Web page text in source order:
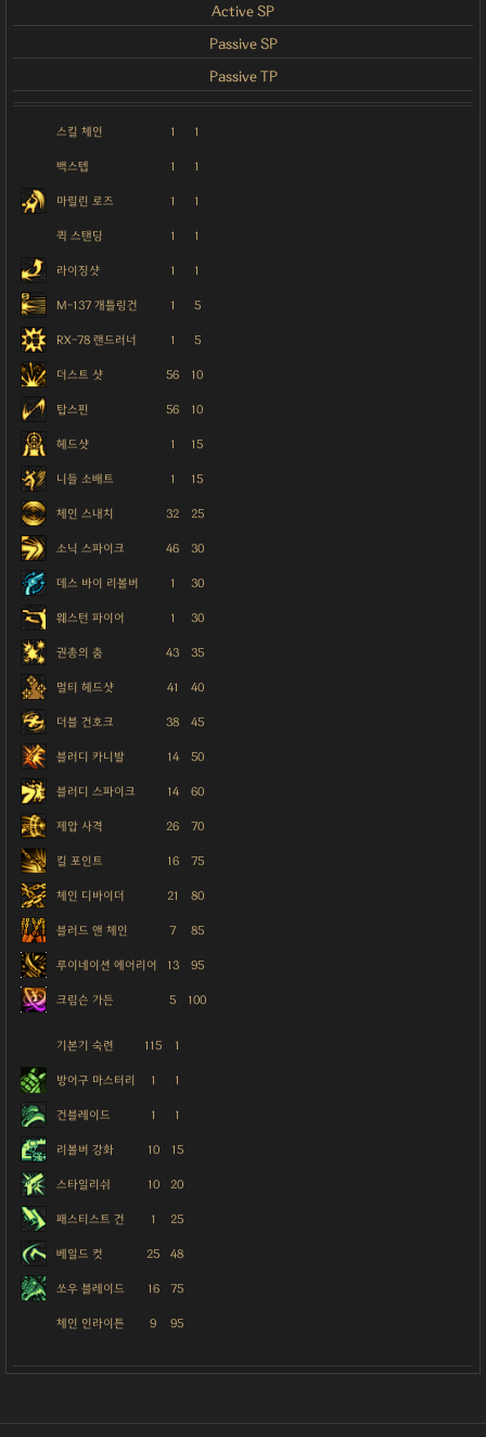
Active SP
Passive SP
Passive TP
스킬 체인 1 1
백스텝 1 1
마릴린 로즈 1 1
퀵 스탠딩 1 1
라이징샷 1 1
M-137 개틀링건 1 5
RX-78 랜드러너 1 5
더스트 샷 56 10
탑스핀 56 10
헤드샷 1 15
니들 소배트 1 15
체인 스내치 32 25
소닉 스파이크 46 30
데스 바이 리볼버 1 30
웨스턴 파이어 1 30
권총의 춤 43 35
멀티 헤드샷 41 40
더블 건호크 38 45
블러디 카니발 14 50
블러디 스파이크 14 60
제압 사격 26 70
킬 포인트 16 75
체인 디바이더 21 80
블러드 앤 체인 7 85
루이네이션 에어리어 13 95
크림슨 가든 5 100
기본기 숙련 115 1
방어구 마스터리 1 1
건블레이드 1 1
리볼버 강화 10 15
스타일리쉬 10 20
패스티스트 건 1 25
베일드 컷 25 48
쏘우 블레이드 16 75
체인 인라이튼 9 95